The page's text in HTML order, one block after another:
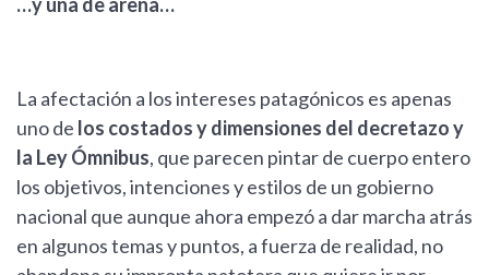
…y una de arena…
La afectación a los intereses patagónicos es apenas
uno de los costados y dimensiones del decretazo y
la Ley Ómnibus, que parecen pintar de cuerpo entero
los objetivos, intenciones y estilos de un gobierno
nacional que aunque ahora empezó a dar marcha atrás
en algunos temas y puntos, a fuerza de realidad, no